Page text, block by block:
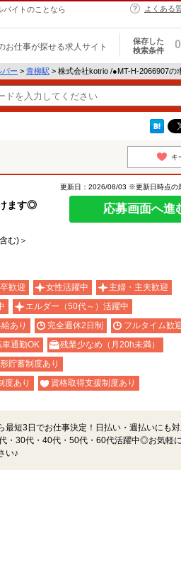
バイトのことなら
よくある
お仕事が探せる求人サイト
保存した
検索条件
0
パー > 青柳駅 > 株式会社kotrio /●MT-H-2066907の
キ
ます◎
更新日：2026/08/03 ※更新日時点の
応募画面へ進
む)＞
歓迎 女性活躍中
主婦・主夫歓迎
エルダー（50代～）活躍中
あり 完全週休2日制
フルタイム歓
車通勤OK
残業少なめ（月20h未満）
貯蓄制度あり
度あり 資格取得支援制度あり
最短3日でお仕事決定！日払い・週払いにも
・30代・40代・50代・60代活躍中◎お気軽
い♪